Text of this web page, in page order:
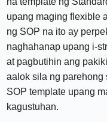
upang maging flexible
ng SOP na ito ay
naghahanap upang i-
at pagbutihin ang
aalok sila ng parehong
SOP template upang
kagustuhan.